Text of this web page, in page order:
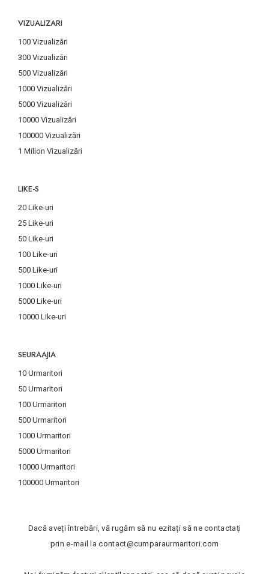
VIZUALIZARI
100 Vizualizări
300 Vizualizări
500 Vizualizări
1000 Vizualizări
5000 Vizualizări
10000 Vizualizări
100000 Vizualizări
1 Milion Vizualizări
LIKE-S
20 Like-uri
25 Like-uri
50 Like-uri
100 Like-uri
500 Like-uri
1000 Like-uri
5000 Like-uri
10000 Like-uri
SEURAAJIA
10 Urmaritori
50 Urmaritori
100 Urmaritori
500 Urmaritori
1000 Urmaritori
5000 Urmaritori
10000 Urmaritori
100000 Urmaritori
Dacă aveți întrebări, vă rugăm să nu ezitați să ne contactați
prin e-mail lacontact@cumparaurmaritori.com